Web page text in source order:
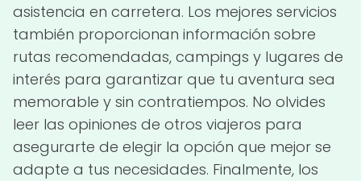
asistencia en carretera. Los mejores servicios
también proporcionan información sobre
rutas recomendadas, campings y lugares de
interés para garantizar que tu aventura sea
memorable y sin contratiempos. No olvides
leer las opiniones de otros viajeros para
asegurarte de elegir la opción que mejor se
adapte a tus necesidades. Finalmente, los